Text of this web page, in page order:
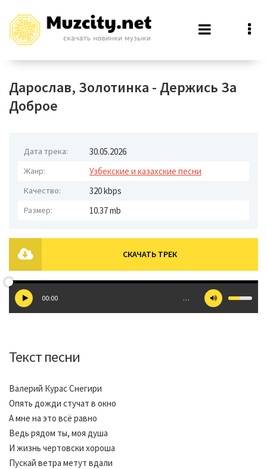
Дарослав, Золотинка - Держись За
Доброе
Дата трека: 30.05.2026
Жанр: Узбекские и казахские песни
Качество: 320 kbps
Размер: 10.37 mb
СКАЧАТЬ ТРЕК
00:00 …
Текст песни
Валерий Курас Снегири
Опять дожди стучат в окно
А мне на это всё равно
Ведь рядом ты, моя душа
И жизнь чертовски хороша
Пускай ветра метут вдали